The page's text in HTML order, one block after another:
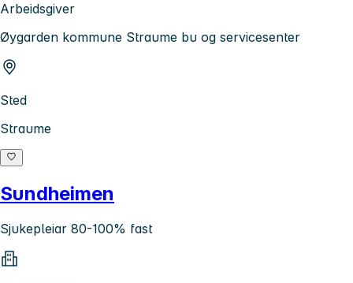
Arbeidsgiver
Øygarden kommune Straume bu og servicesenter
Sted
Straume
Sundheimen
Sjukepleiar 80-100% fast